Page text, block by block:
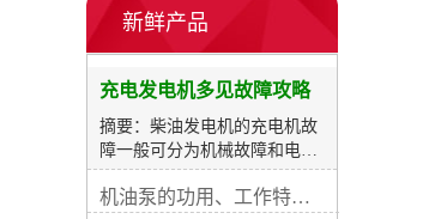
新鲜产品
充电发电机多见故障攻略
摘要：柴油发电机的充电机故
障一般可分为机械故障和电路
损坏两类。机械故障主妥是运
动件磨耗、紧固件松动等，这
机油泵的功用、工作特征、原理及亮点